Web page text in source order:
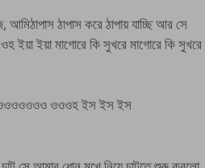
ঠাপাস করে ঠাপায় যাচ্ছি আর সে
মাগোরে কি সুখরে মাগোরে কি সুখরে
ওওওহ ইস ইস ইস